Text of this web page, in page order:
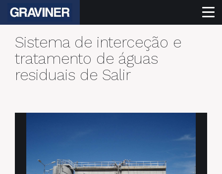
Sistema de interceção e
tratamento de águas
residuais de Salir